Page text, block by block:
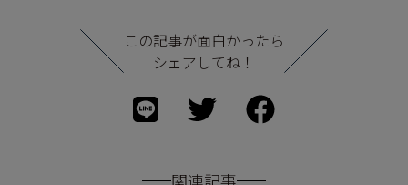
この記事が面白かったら
シェアしてね！